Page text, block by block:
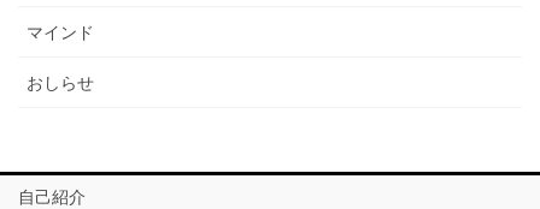
マインド
おしらせ
自己紹介